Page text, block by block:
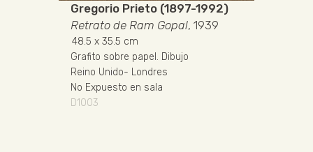
Gregorio Prieto (1897-1992)
Retrato de Ram Gopal, 1939
48.5 x 35.5 cm
Grafito sobre papel . Dibujo
Reino Unido- Londres
No Expuesto en sala
D1003